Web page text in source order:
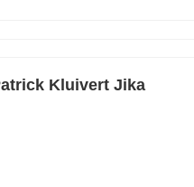
Kluivert Jika